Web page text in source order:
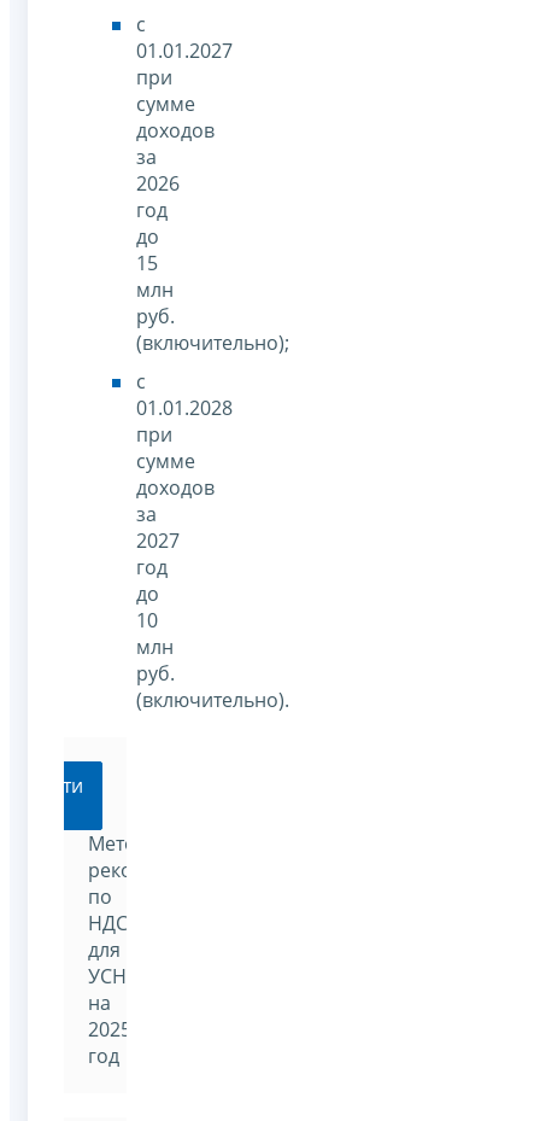
с
01.01.2027
при
сумме
доходов
за
2026
год
до
15
млн
руб.
(включительно);
с
01.01.2028
при
сумме
доходов
за
2027
год
до
10
млн
руб.
(включительно).
Перейти
Методические
рекомендации
по
НДС
для
УСН
на
2025
год